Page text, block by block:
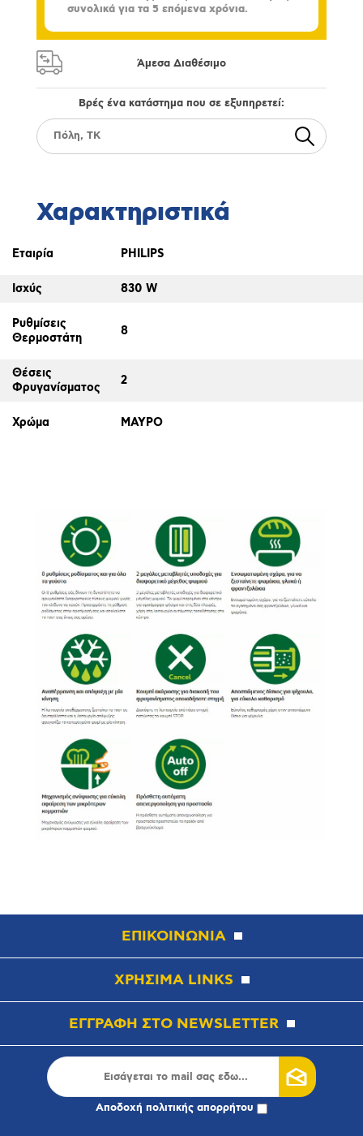
συνολικά για τα 5 επόμενα χρόνια.
Άμεσα Διαθέσιμο
Βρές ένα κατάστημα που σε εξυπηρετεί:
Χαρακτηριστικά
Εταιρία PHILIPS
Ισχύς 830 W
Ρυθμίσεις
Θερμοστάτη
8
Θέσεις
Φρυγανίσματος
2
Χρώμα ΜΑΥΡΟ
ΕΠΙΚΟΙΝΩΝΙΑ
ΧΡΗΣΙΜΑ LINKS
ΕΓΓΡΑΦΗ ΣΤΟ NEWSLETTER
Αποδοχή πολιτικής απορρήτου